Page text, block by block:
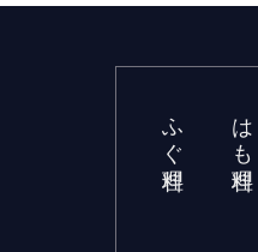
はも料理
ふぐ料理